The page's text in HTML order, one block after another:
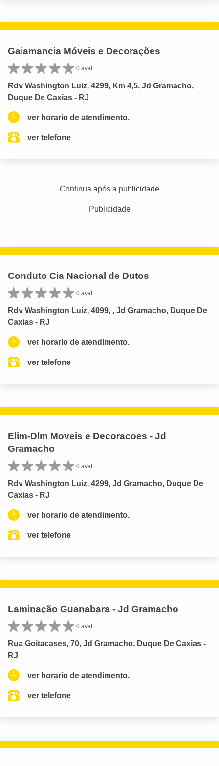
Gaiamancia Móveis e Decorações
0 aval.
Rdv Washington Luiz, 4299, Km 4,5, Jd Gramacho,
Duque De Caxias - RJ
ver horario de atendimento.
ver telefone
Continua após a publicidade
Publicidade
Conduto Cia Nacional de Dutos
0 aval.
Rdv Washington Luiz, 4099, , Jd Gramacho, Duque De
Caxias - RJ
ver horario de atendimento.
ver telefone
Elim-Dlm Moveis e Decoracoes - Jd
Gramacho
0 aval.
Rdv Washington Luiz, 4299, Jd Gramacho, Duque De
Caxias - RJ
ver horario de atendimento.
ver telefone
Laminação Guanabara - Jd Gramacho
0 aval.
Rua Goitacases, 70, Jd Gramacho, Duque De Caxias -
RJ
ver horario de atendimento.
ver telefone